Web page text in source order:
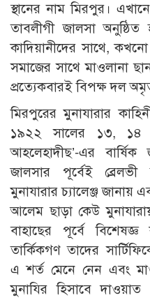
স্থানের নাম মিরপুর।
তাবলীগী জালসা
কাদিয়ানীদের সাথে,
সমাজের সাথে মাওলানা
প্রত্যেকবারই বিপক্ষ দল
মিরপুরের মুনাযারার
১৯২২ সালের ১৩, ১৪
আহলেহাদীছ’-এর
জালসার পূর্বেই ব্রেলভী
মুনাযারার চ্যালেঞ্জ জানায়
আলেম ছাড়া কেউ
বাহাছের পূর্বে
তার্কিকগণ তাদের
এ শর্ত মেনে নেন এবং
মুনাযির হিসাবে